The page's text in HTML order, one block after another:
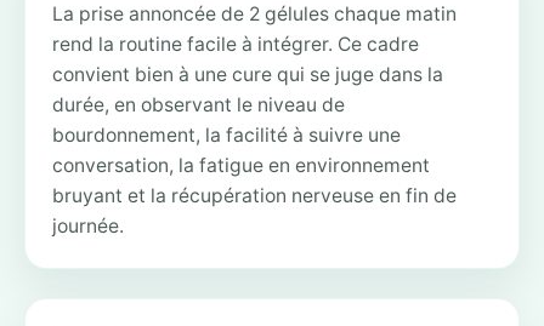
La prise annoncée de 2 gélules chaque matin
rend la routine facile à intégrer. Ce cadre
convient bien à une cure qui se juge dans la
durée, en observant le niveau de
bourdonnement, la facilité à suivre une
conversation, la fatigue en environnement
bruyant et la récupération nerveuse en fin de
journée.